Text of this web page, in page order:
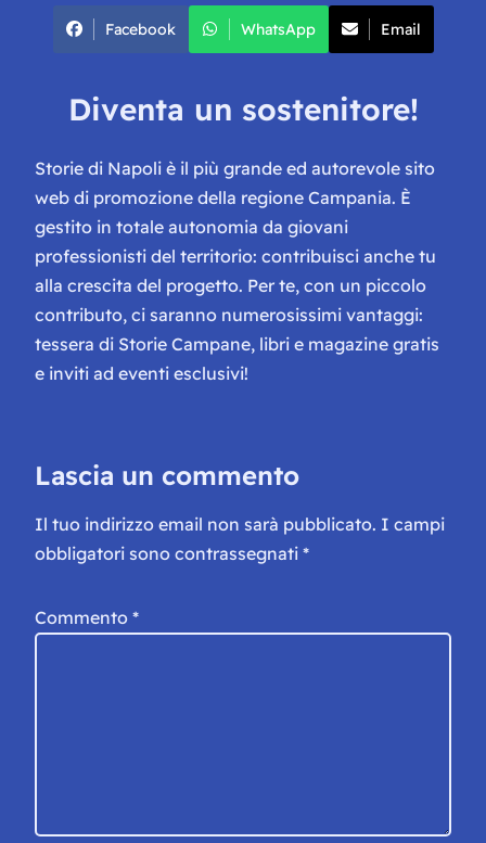
Facebook WhatsApp Email
Diventa un sostenitore!
Storie di Napoli è il più grande ed autorevole sito
web di promozione della regione Campania. È
gestito in totale autonomia da giovani
professionisti del territorio: contribuisci anche tu
alla crescita del progetto. Per te, con un piccolo
contributo, ci saranno numerosissimi vantaggi:
tessera di Storie Campane, libri e magazine gratis
e inviti ad eventi esclusivi!
Lascia un commento
Il tuo indirizzo email non sarà pubblicato. I campi
obbligatori sono contrassegnati *
Commento *